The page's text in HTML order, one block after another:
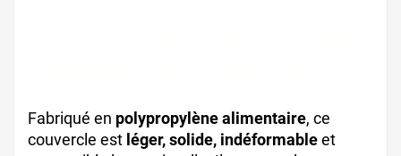
Fabriqué en polypropylène alimentaire, ce
couvercle est léger, solide, indéformableet